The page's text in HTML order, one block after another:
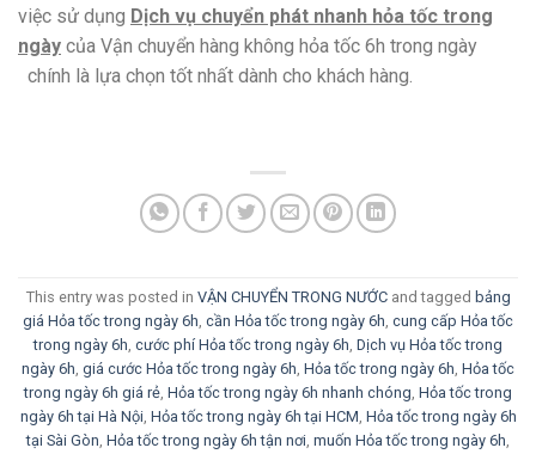
việc sử dụng Dịch vụ chuyển phát nhanh hỏa tốc trong
ngày của Vận chuyển hàng không hỏa tốc 6h trong ngày
chính là lựa chọn tốt nhất dành cho khách hàng.
This entry was posted in VẬN CHUYỂN TRONG NƯỚCand tagged bảng
giá Hỏa tốc trong ngày 6h, cần Hỏa tốc trong ngày 6h, cung cấp Hỏa tốc
trong ngày 6h, cước phí Hỏa tốc trong ngày 6h, Dịch vụ Hỏa tốc trong
ngày 6h, giá cước Hỏa tốc trong ngày 6h, Hỏa tốc trong ngày 6h, Hỏa tốc
trong ngày 6h giá rẻ, Hỏa tốc trong ngày 6h nhanh chóng, Hỏa tốc trong
ngày 6h tại Hà Nội, Hỏa tốc trong ngày 6h tại HCM, Hỏa tốc trong ngày 6h
tại Sài Gòn, Hỏa tốc trong ngày 6h tận nơi, muốn Hỏa tốc trong ngày 6h,